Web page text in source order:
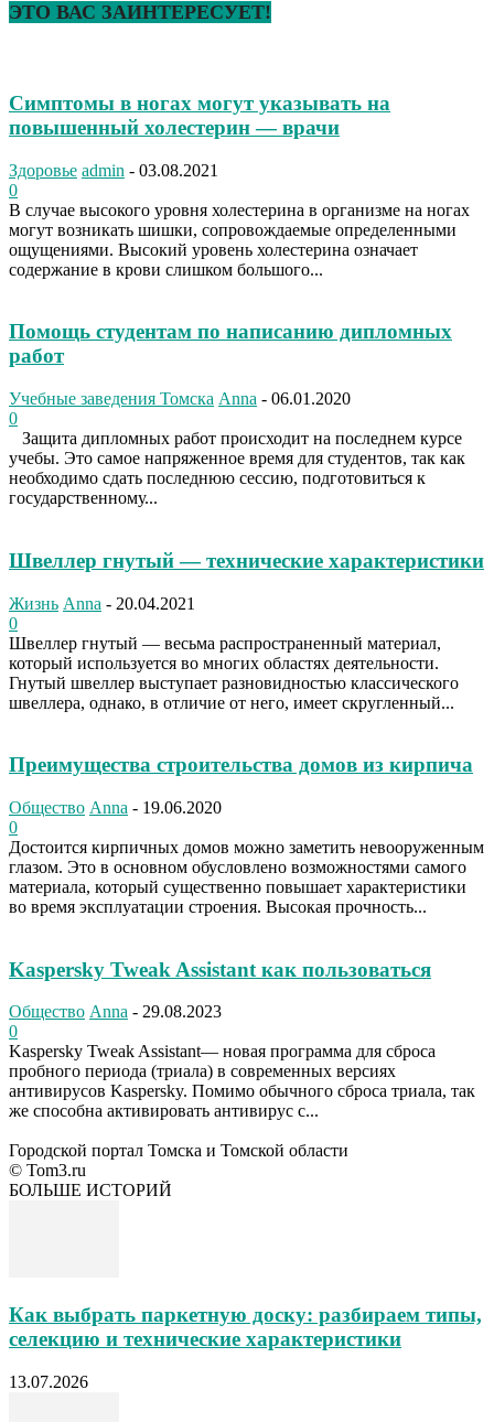
ЭТО ВАС ЗАИНТЕРЕСУЕТ!
Симптомы в ногах могут указывать на
повышенный холестерин — врачи
Здоровье admin - 03.08.2021
0
В случае высокого уровня холестерина в организме на ногах
могут возникать шишки, сопровождаемые определенными
ощущениями. Высокий уровень холестерина означает
содержание в крови слишком большого...
Помощь студентам по написанию дипломных
работ
Учебные заведения Томска Anna - 06.01.2020
0
Защита дипломных работ происходит на последнем курсе
учебы. Это самое напряженное время для студентов, так как
необходимо сдать последнюю сессию, подготовиться к
государственному...
Швеллер гнутый — технические характеристики
Жизнь Anna - 20.04.2021
0
Швеллер гнутый — весьма распространенный материал,
который используется во многих областях деятельности.
Гнутый швеллер выступает разновидностью классического
швеллера, однако, в отличие от него, имеет скругленный...
Преимущества строительства домов из кирпича
Общество Anna - 19.06.2020
0
Достоится кирпичных домов можно заметить невооруженным
глазом. Это в основном обусловлено возможностями самого
материала, который существенно повышает характеристики
во время эксплуатации строения. Высокая прочность...
Kaspersky Tweak Assistant как пользоваться
Общество Anna - 29.08.2023
0
Kaspersky Tweak Assistant— новая программа для сброса
пробного периода (триала) в современных версиях
антивирусов Kaspersky. Помимо обычного сброса триала, так
же способна активировать антивирус с...
Городской портал Томска и Томской области
© Tom3.ru
БОЛЬШЕ ИСТОРИЙ
Как выбрать паркетную доску: разбираем типы,
селекцию и технические характеристики
13.07.2026